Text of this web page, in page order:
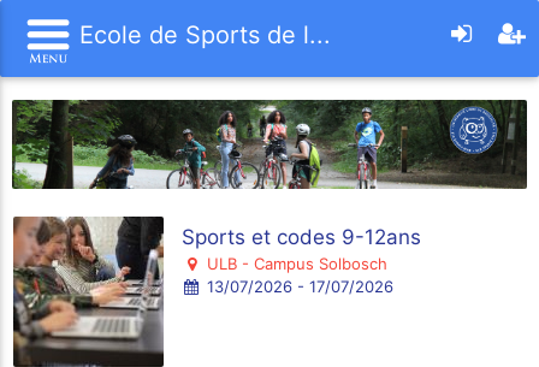
Ecole de Sports de l...
Sports et codes 9-12ans
ULB - Campus Solbosch
13/07/2026 - 17/07/2026